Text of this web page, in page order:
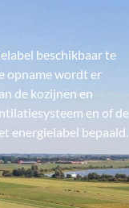
beschikbaar te
opname wordt er
de kozijnen en
en of de
energielabel bepaald.